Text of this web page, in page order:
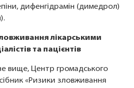
дифенгідрамін (димедрол)
лікарськими
та пацієнтів
вище, Центр громадського
«Ризики зловживання